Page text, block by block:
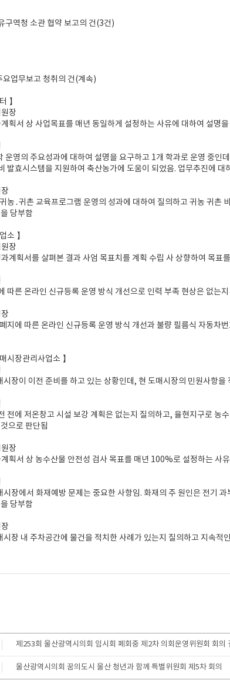
구역청 소관 협약 보고의 건(3건)
업무보고 청취의 건(계속)
】
장
획서 상 사업목표를 매년 동일하게 설정하는 사유에 대하여 설명
운영의 주요성과에 대하여 설명을 요구하고 1개 학과로 운영 중인
발효시스템을 지원하여 축산농가에 도움이 되었음. 업무추진에
농․귀촌 교육프로그램 운영의 성과에 대하여 질의하고 귀농 귀촌
당부함
소 】
장
계획서를 살펴본 결과 사엄 목표치를 계획 수립 사 상향하여 목표
따른 온라인 신규등록 운영 방식 개선으로 인력 부족 현상은 없는
지에 따른 온라인 신규등록 운영 방식 개선과 불량 필름식 자동차
시장관리사업소 】
시장이 이전 준비를 하고 있는 상황인데, 현 도매시장의 민원사항을
전에 저온창고 시설 보강 계획은 없는지 질의하고, 율현지구로 농
으로 판단됨
장
획서 상 농수산물 안전성 검사 목표를 매년 100%로 설정하는 사
시장에서 화재예방 문제는 중요한 사항임. 화재의 주 원인은 전기
당부함
시장 내 주차공간에 물건을 적치한 사례가 있는지 질의하고 지속
제253회 울산광역시의회 임시회 폐회중 제2차 의회운영위원회 회의
울산광역시의회 꿈의도시 울산 청년과 함께 특별위원회 제5차 회의